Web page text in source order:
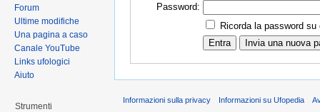
Password:
Ricorda la password
Forum
Ultime modifiche
Una pagina a caso
Canale YouTube
Links ufologici
Aiuto
Strumenti
Informazioni sulla privacy Informazioni su Ufopedia